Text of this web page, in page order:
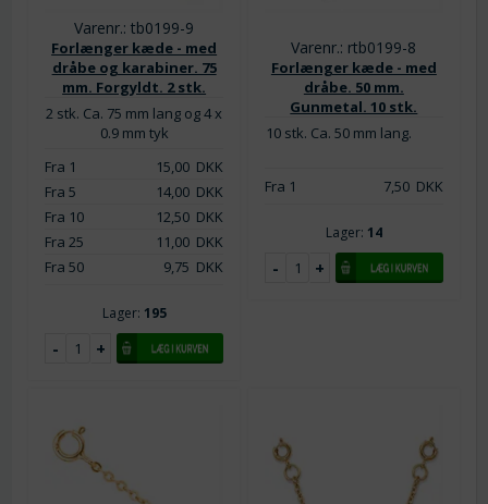
Varenr.: tb0199-9
Forlænger kæde - med
dråbe og karabiner. 75
mm. Forgyldt. 2 stk.
2 stk. Ca. 75 mm lang og 4 x
0.9 mm tyk
Fra 1
15,00DKK
Fra 5
14,00DKK
Fra 10
12,50DKK
Fra 25
11,00DKK
Fra 50
9,75 DKK
Lager: 195
Varenr.: rtb0199-8
Forlænger kæde - med
dråbe. 50 mm.
Gunmetal. 10 stk.
10 stk. Ca. 50 mm lang.
Fra 1 7,50DKK
Lager: 14